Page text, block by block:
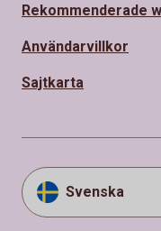
Rekommenderade
Användarvillkor
Sajtkarta
Svenska